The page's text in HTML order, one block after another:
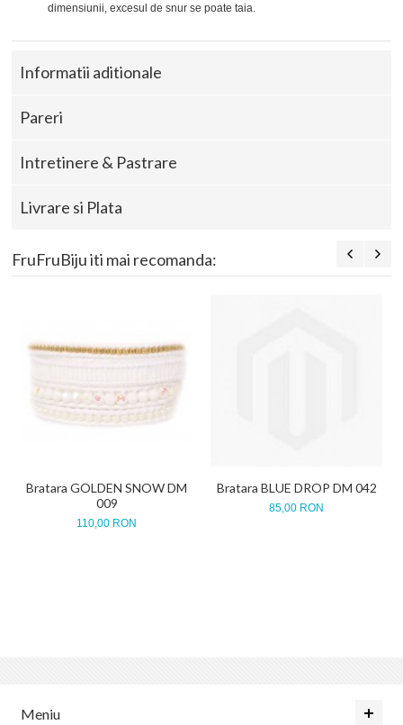
dimensiunii, excesul de snur se poate taia.
Informatii aditionale
Pareri
Intretinere & Pastrare
Livrare si Plata
FruFruBiju iti mai recomanda:
Bratara GOLDEN SNOW DM
009
110,00 RON
Bratara BLUE DROP DM 042
85,00 RON
Meniu